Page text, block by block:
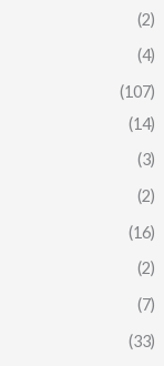
(2)
(4)
(107)
(14)
(3)
(2)
(16)
(2)
(7)
(33)